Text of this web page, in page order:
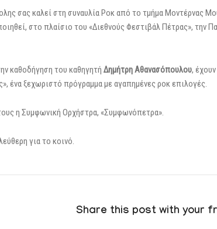
σας καλεί στη συναυλία Ροκ από το τμήμα Μοντέρνας
στο πλαίσιο του «Διεθνούς Φεστιβάλ Πέτρας», την
καθοδήγηση του καθηγητή Δημήτρη Αθανασόπουλου,
ένα ξεχωριστό πρόγραμμα με αγαπημένες ροκ επιλογές.
η Συμφωνική Ορχήστρα, «Συμφωνόπετρα».
για το κοινό.
Share this post with your